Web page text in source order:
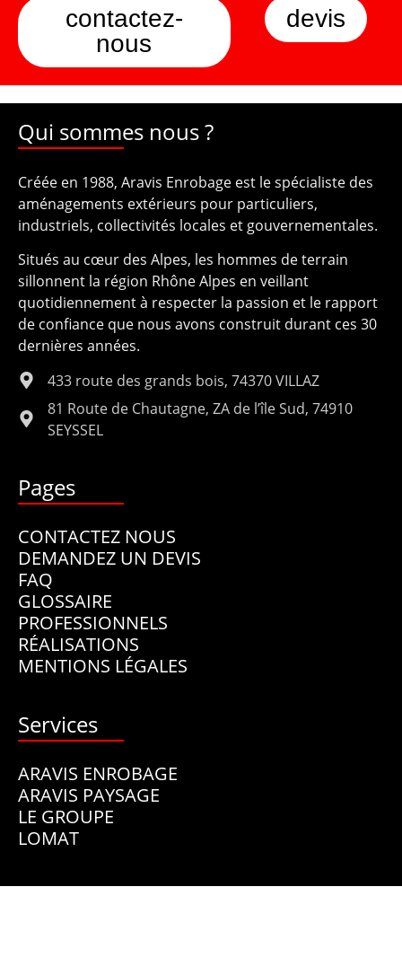
contactez-
nous
devis
Qui sommes nous ?
Créée en 1988, Aravis Enrobage est le spécialiste des
aménagements extérieurs pour particuliers,
industriels, collectivités locales et gouvernementales.
Situés au cœur des Alpes, les hommes de terrain
sillonnent la région Rhône Alpes en veillant
quotidiennement à respecter la passion et le rapport
de confiance que nous avons construit durant ces 30
dernières années.
433 route des grands bois, 74370 VILLAZ
81 Route de Chautagne, ZA de l’île Sud, 74910
SEYSSEL
Pages
CONTACTEZ NOUS
DEMANDEZ UN DEVIS
FAQ
GLOSSAIRE
PROFESSIONNELS
RÉALISATIONS
MENTIONS LÉGALES
Services
ARAVIS ENROBAGE
ARAVIS PAYSAGE
LE GROUPE
LOMAT